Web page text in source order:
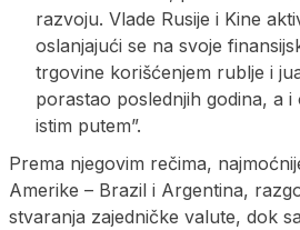
razvoju. Vlade Rusije i Kine
oslanjajući se na svoje
trgovine korišćenjem rublje i
porastao poslednjih godina, a i
istim putem”.
Prema njegovim rečima,
Amerike – Brazil i Argentina,
stvaranja zajedničke valute, dok